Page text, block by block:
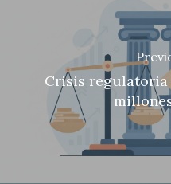
Crisis regulatoria